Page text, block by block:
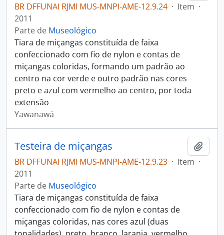
BR DFFUNAI RJMI MUS-MNPI-AME-12.9.24 · Item ·
2011
Parte de Museológico
Tiara de miçangas constituída de faixa
confeccionado com fio de nylon e contas de
miçangas coloridas, formando um padrão ao
centro na cor verde e outro padrão nas cores
preto e azul com vermelho ao centro, por toda
extensão
Yawanawá
Testeira de miçangas
BR DFFUNAI RJMI MUS-MNPI-AME-12.9.23 · Item ·
2011
Parte de Museológico
Tiara de miçangas constituída de faixa
confeccionado com fio de nylon e contas de
miçangas coloridas, nas cores azul (duas